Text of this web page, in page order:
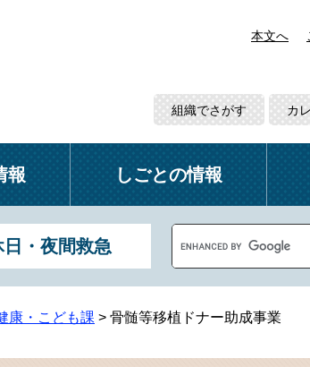
本文へ
組織でさがす カ
報 しごとの情報
日・夜間救急
o
g
e
康・こども課 > 骨髄等移植ドナー助成事業